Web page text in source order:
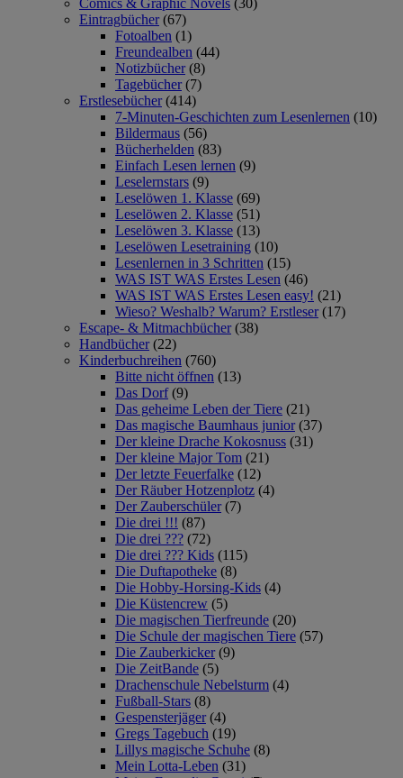
Comics & Graphic Novels (30)
Eintragbücher (67)
Fotoalben (1)
Freundealben (44)
Notizbücher (8)
Tagebücher (7)
Erstlesebücher (414)
7-Minuten-Geschichten zum Lesenlernen (10)
Bildermaus (56)
Bücherhelden (83)
Einfach Lesen lernen (9)
Leselernstars (9)
Leselöwen 1. Klasse (69)
Leselöwen 2. Klasse (51)
Leselöwen 3. Klasse (13)
Leselöwen Lesetraining (10)
Lesenlernen in 3 Schritten (15)
WAS IST WAS Erstes Lesen (46)
WAS IST WAS Erstes Lesen easy! (21)
Wieso? Weshalb? Warum? Erstleser (17)
Escape- & Mitmachbücher (38)
Handbücher (22)
Kinderbuchreihen (760)
Bitte nicht öffnen (13)
Das Dorf (9)
Das geheime Leben der Tiere (21)
Das magische Baumhaus junior (37)
Der kleine Drache Kokosnuss (31)
Der kleine Major Tom (21)
Der letzte Feuerfalke (12)
Der Räuber Hotzenplotz (4)
Der Zauberschüler (7)
Die drei !!! (87)
Die drei ??? (72)
Die drei ??? Kids (115)
Die Duftapotheke (8)
Die Hobby-Horsing-Kids (4)
Die Küstencrew (5)
Die magischen Tierfreunde (20)
Die Schule der magischen Tiere (57)
Die Zauberkicker (9)
Die ZeitBande (5)
Drachenschule Nebelsturm (4)
Fußball-Stars (8)
Gespensterjäger (4)
Gregs Tagebuch (19)
Lillys magische Schuhe (8)
Mein Lotta-Leben (31)